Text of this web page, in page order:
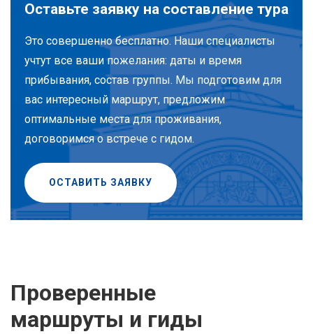
Оставьте заявку на составление тура
Это совершенно бесплатно. Наши специалисты
учтут все ваши пожелания: даты и время
прибывания, состав группы. Мы подготовим для
вас интересный маршрут, предложим
оптимальные места для проживания,
договоримся о встрече с гидом.
ОСТАВИТЬ ЗАЯВКУ
Проверенные
маршруты и гиды